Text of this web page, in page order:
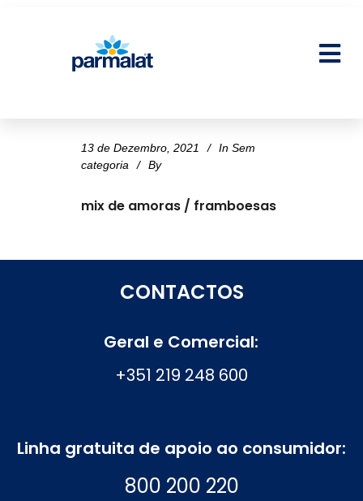
13 de Dezembro, 2021 In Sem
categoria
By
mix de amoras / framboesas
CONTACTOS
Geral e Comercial:
+351 219 248 600
Linha gratuita de apoio ao consumidor:
800 200 220